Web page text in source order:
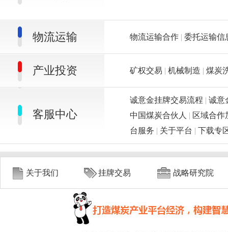
物流运输 物流运输合作 | 委托运输
产业投资 矿权交易 | 机械制造 | 煤炭
客服中心
诚意金挂牌交易流程 | 诚意
中国煤炭合伙人 | 区域合
台服务 | 关于平台 | 下载专
关于我们 挂牌交易 战略研究院